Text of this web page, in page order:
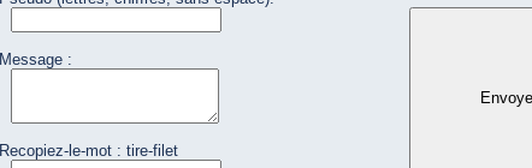
Message :
Recopiez-le-mot : tire-filet